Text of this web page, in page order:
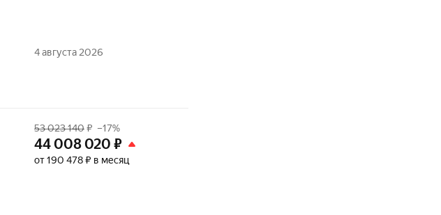
4 августа 2026
53 023 140₽ –17%
44 008 020 ₽
от 190 478 ₽ в месяц